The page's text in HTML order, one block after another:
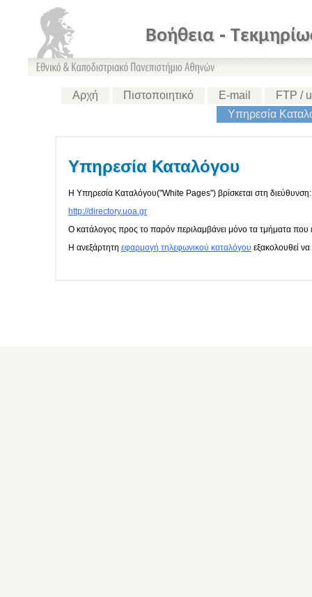
Βοήθεια -
Αρχή Πιστοποιητικό E-mail
FTP /
Υπηρεσία
Υπηρεσία Καταλόγου
Η Υπηρεσία Καταλόγου("White Pages") βρίσκεται στη διεύθυνση:
http://directory.uoa.gr
Ο κατάλογος προς το παρόν περιλαμβάνει μόνο τα τμήματα
Η ανεξάρτητη εφαρμογή τηλεφωνικού καταλόγου εξακολουθεί να